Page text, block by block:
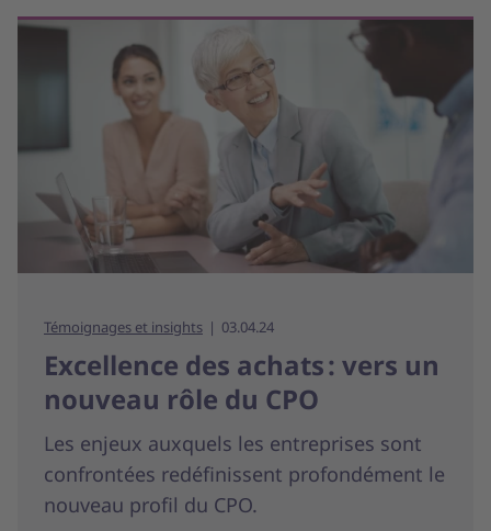
Témoignages et insights 03.04.24
Excellence des achats : vers un
nouveau rôle du CPO
Les enjeux auxquels les entreprises sont
confrontées redéfinissent profondément le
nouveau profil du CPO.